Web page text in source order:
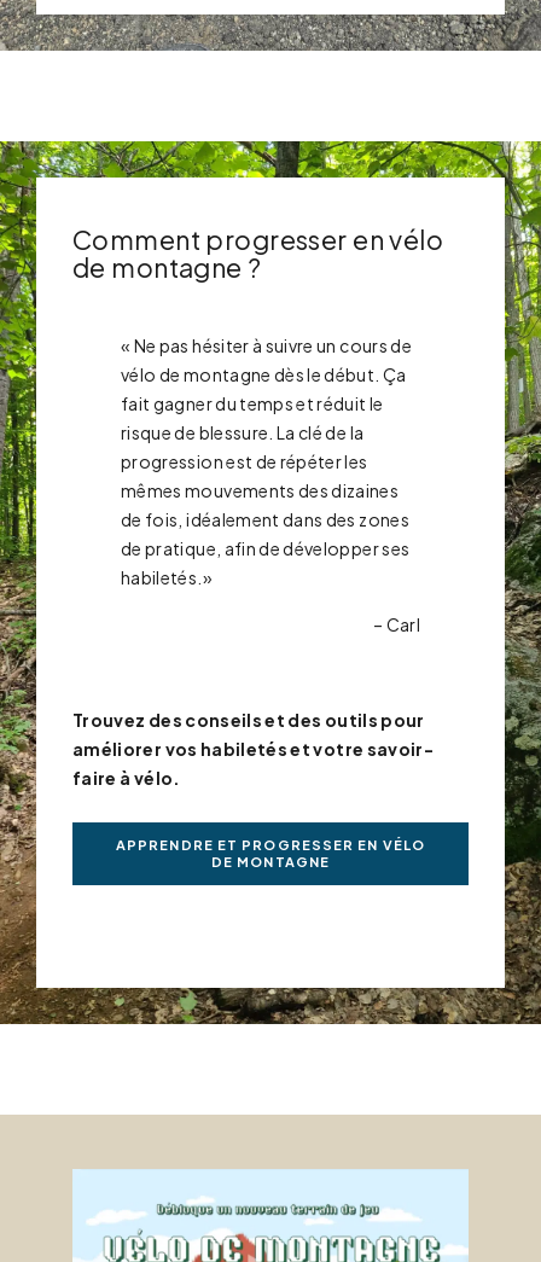
Comment progresser en vélo
de montagne ?
« Ne pas hésiter à suivre un cours de
vélo de montagne dès le début. Ça
fait gagner du temps et réduit le
risque de blessure. La clé de la
progression est de répéter les
mêmes mouvements des dizaines
de fois, idéalement dans des zones
de pratique, afin de développer ses
habiletés.»
– Carl
Trouvez des conseils et des outils pour
améliorer vos habiletés et votre savoir-
faire à vélo.
APPRENDRE ET PROGRESSER EN VÉLO
DE MONTAGNE